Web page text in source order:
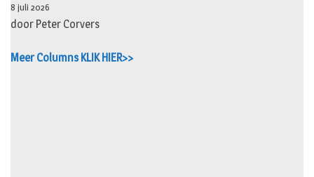
8 juli 2026
door Peter Corvers
Meer Columns KLIK HIER>>